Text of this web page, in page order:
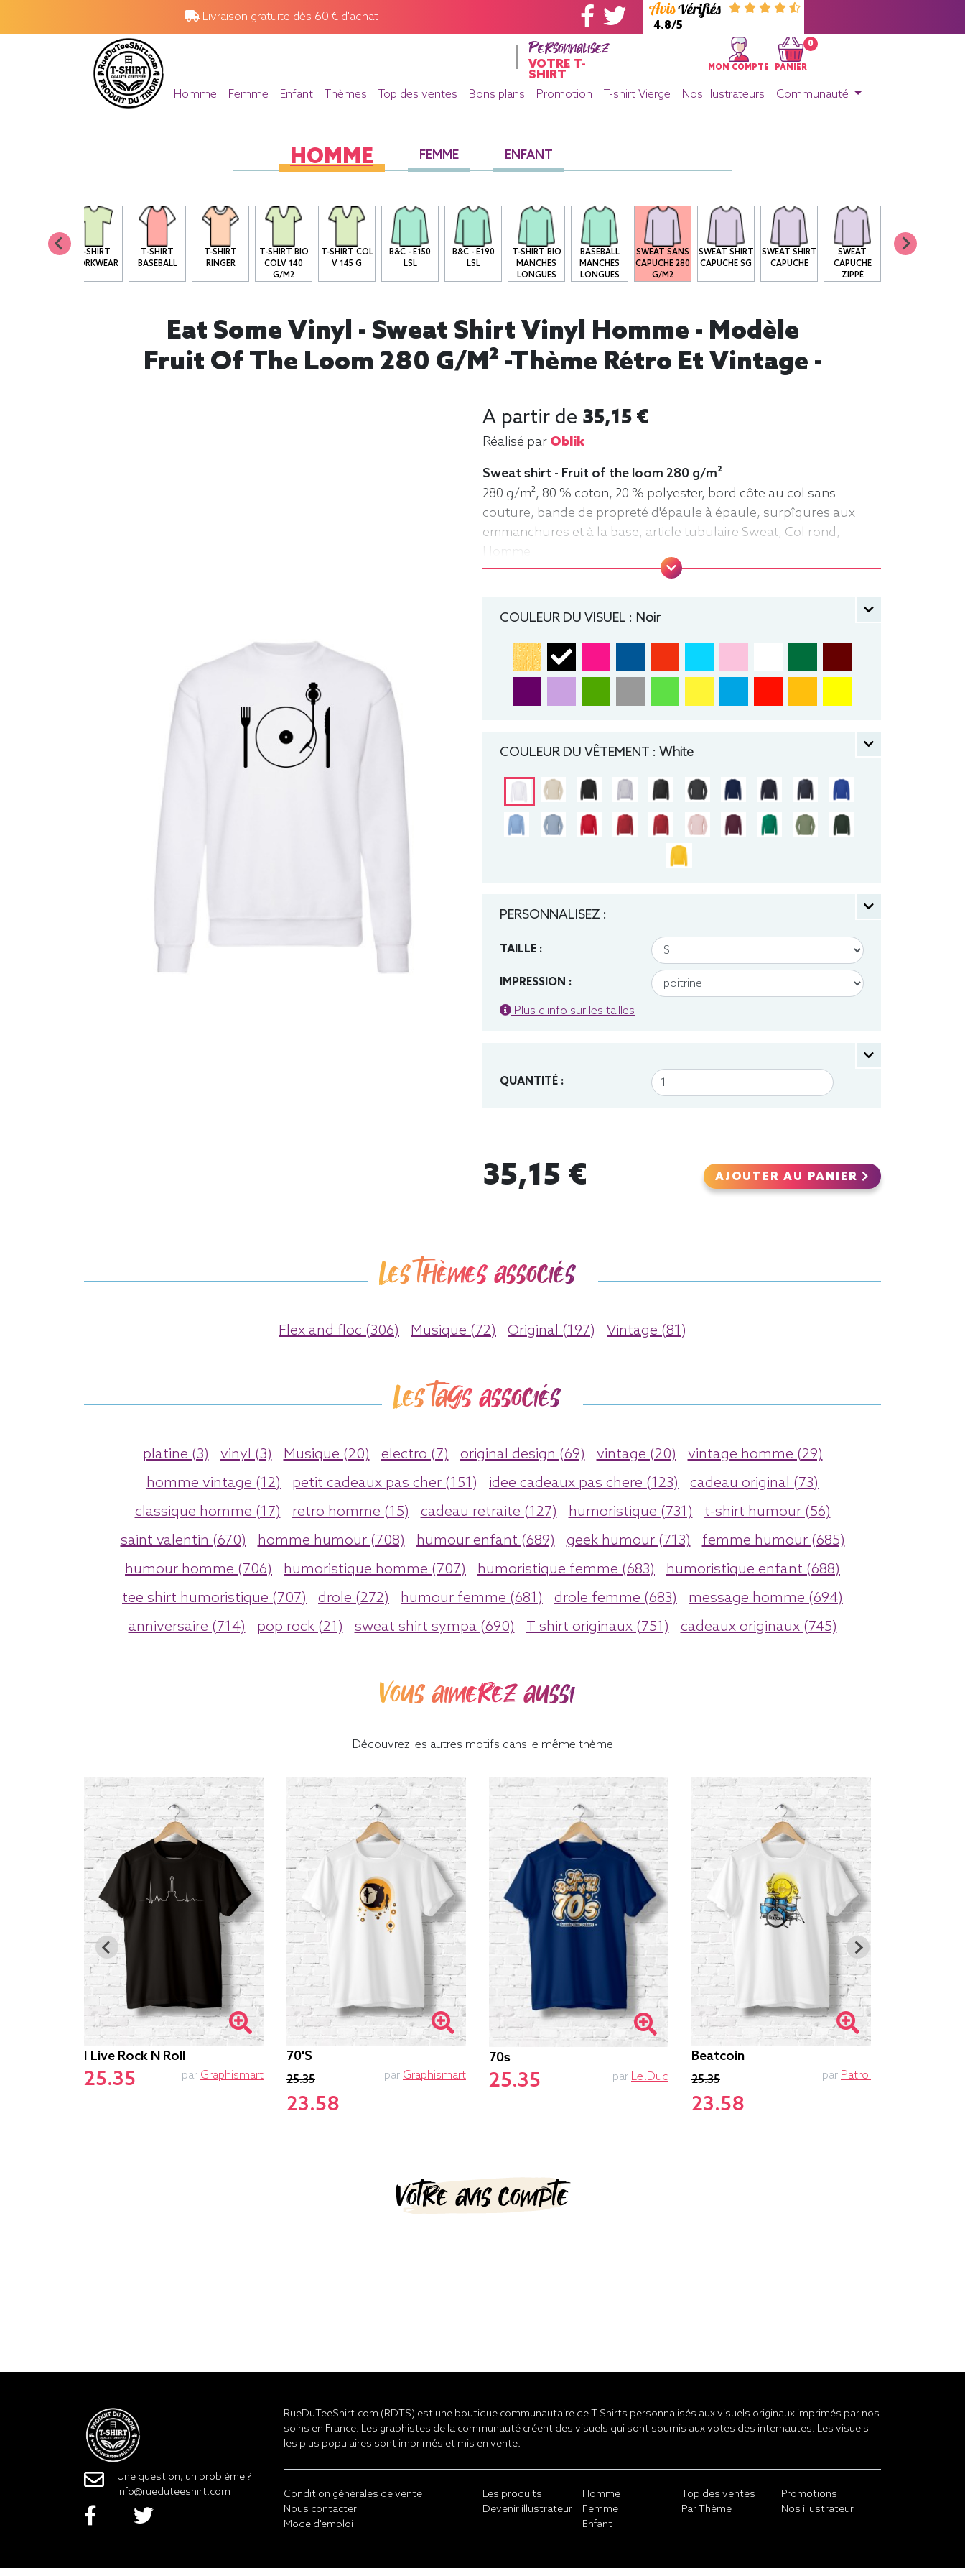
Livraison gratuite dès 60 € d'achat
4.8/5
Personnalisez
VOTRE T-
SHIRT
MON COMPTE
0
PANIER
Homme Femme Enfant Thèmes Top des ventes Bons plans Promotion T-shirt Vierge Nos illustrateurs Communauté
HOMME FEMME ENFANT
T SHIRT BIO
T-SHIRT
WORKWEAR
T-SHIRT
BASEBALL
T-SHIRT
RINGER
T-SHIRT BIO
COLV 140
G/M2
T-SHIRT COL
V 145 G
B&C - E150
LSL
B&C - E190
LSL
T-SHIRT BIO
MANCHES
LONGUES
BASEBALL
MANCHES
LONGUES
SWEAT SANS
CAPUCHE 280
G/M2
SWEAT SHIRT
CAPUCHE SG
SWEAT SHIRT
CAPUCHE
SWEAT
CAPUCHE
ZIPPÉ
Eat Some Vinyl - Sweat Shirt Vinyl Homme - Modèle
Fruit Of The Loom 280 G/m² -thème Rétro Et Vintage -
A partir de 35,15 €
Réalisé par Oblik
Sweat shirt - Fruit of the loom 280 g/m²
280 g/m², 80 % coton, 20 % polyester, bord côte au col sans
couture, bande de propreté d'épaule à épaule, surpîqures aux
emmanchures et à la base, article tubulaire Sweat, Col rond,
Homme
COULEUR DU VISUEL : Noir
COULEUR DU VÊTEMENT : White
PERSONNALISEZ :
TAILLE :
IMPRESSION :
Plus d'info sur les tailles
QUANTITÉ :
35,15 € AJOUTER AU PANIER
Les thèmes associés
Flex and floc (306) Musique (72) Original (197) Vintage (81)
Les tags associés
platine (3) vinyl (3) Musique (20) electro (7) original design (69) vintage (20)
vintage homme (29)
homme vintage (12)
petit cadeaux pas cher (151) idee cadeaux pas chere (123)
cadeau original (73)
classique homme (17)
retro homme (15) cadeau retraite (127) humoristique (731)
t-shirt humour (56)
saint valentin (670)
homme humour (708) humour enfant (689) geek humour (713)
femme humour (685)
humour homme (706)
humoristique homme (707) humoristique femme (683)
humoristique enfant (688)
tee shirt humoristique (707)
drole (272) humour femme (681) drole femme (683)
message homme (694)
anniversaire (714)
pop rock (21) sweat shirt sympa (690) T shirt originaux (751) cadeaux originaux (745)
Vous aimerez aussi
Découvrez les autres motifs dans le même thème
I Live Rock N Roll
25.35 par Graphismart
70's
25.35
23.58
par Graphismart
70s
25.35 par Le.duc
Beatcoin
25.35
23.58
par Patrol
Votre avis compte
Une question, un problème ?
info@rueduteeshirt.com
RueDuTeeShirt.com (RDTS) est une boutique communautaire de T-Shirts personnalisés aux visuels originaux imprimés par nos
soins en France. Les graphistes de la communauté créent des visuels qui sont soumis aux votes des internautes. Les visuels
les plus populaires sont imprimés et mis en vente.
Condition générales de vente
Nous contacter
Mode d'emploi
Les produits
Devenir illustrateur
Homme
Femme
Enfant
Top des ventes
Par Thème
Promotions
Nos illustrateur